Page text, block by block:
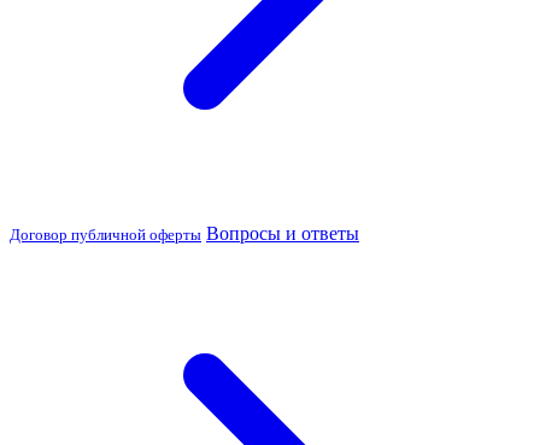
Договор публичной оферты Вопросы и ответы